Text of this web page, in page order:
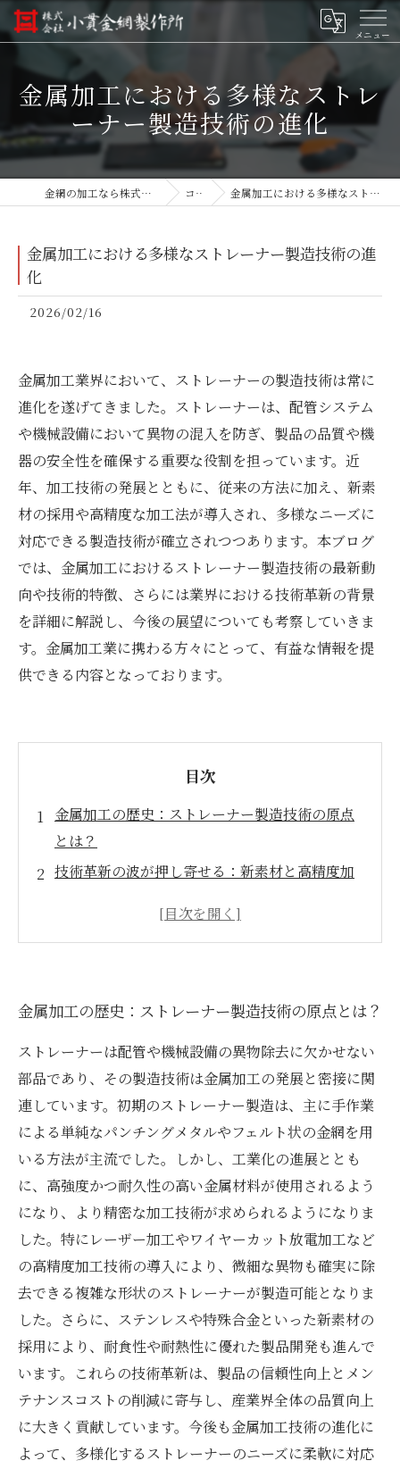
金属加工における多様なストレ
ーナー製造技術の進化
金網の加工なら株式会社小貫金網製作所 コラム 金属加工における多様なストレーナー製造技術の進化
金属加工における多様なストレーナー製造技術の進
化
2026/02/16
金属加工業界において、ストレーナーの製造技術は常に
進化を遂げてきました。ストレーナーは、配管システム
や機械設備において異物の混入を防ぎ、製品の品質や機
器の安全性を確保する重要な役割を担っています。近
年、加工技術の発展とともに、従来の方法に加え、新素
材の採用や高精度な加工法が導入され、多様なニーズに
対応できる製造技術が確立されつつあります。本ブログ
では、金属加工におけるストレーナー製造技術の最新動
向や技術的特徴、さらには業界における技術革新の背景
を詳細に解説し、今後の展望についても考察していきま
す。金属加工業に携わる方々にとって、有益な情報を提
供できる内容となっております。
目次
金属加工の歴史：ストレーナー製造技術の原点
とは？
技術革新の波が押し寄せる：新素材と高精度加
策
未来を見据えたストレーナー製造技術の展望と
可能性
ストレーナー製造技術の革新がもたらす業界へ
の影響とは？
次世代金属加工技術で切り開くストレーナーの
新時代
金属加工の歴史：ストレーナー製造技術の原点とは？
ストレーナーは配管や機械設備の異物除去に欠かせない
部品であり、その製造技術は金属加工の発展と密接に関
連しています。初期のストレーナー製造は、主に手作業
による単純なパンチングメタルやフェルト状の金網を用
いる方法が主流でした。しかし、工業化の進展ととも
に、高強度かつ耐久性の高い金属材料が使用されるよう
になり、より精密な加工技術が求められるようになりま
した。特にレーザー加工やワイヤーカット放電加工など
の高精度加工技術の導入により、微細な異物も確実に除
去できる複雑な形状のストレーナーが製造可能となりま
した。さらに、ステンレスや特殊合金といった新素材の
採用により、耐食性や耐熱性に優れた製品開発も進んで
います。これらの技術革新は、製品の信頼性向上とメン
テナンスコストの削減に寄与し、産業界全体の品質向上
に大きく貢献しています。今後も金属加工技術の進化に
よって、多様化するストレーナーのニーズに柔軟に対応